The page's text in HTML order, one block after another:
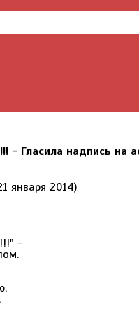
- Гласила надпись на
января 2014)
-